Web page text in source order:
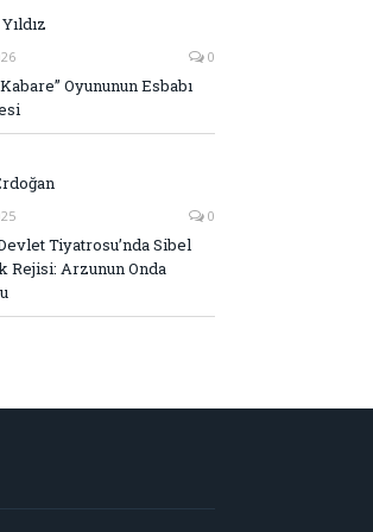
0
Oyununun Esbabı
0
Tiyatrosu’nda Sibel
Rejisi: Arzunun Onda